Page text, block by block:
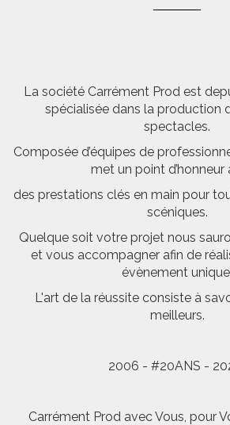
La société Carrément Prod est
spécialisée dans la production
spectacles.
Composée d’équipes de
met un point d’honneur
des prestations clés en main pour
scéniques.
Quelque soit votre projet nous
et vous accompagner afin de
évènement
L'art de la réussite consiste à
meilleurs.
2006 - #20ANS -
Carrément Prod avec Vous, pour